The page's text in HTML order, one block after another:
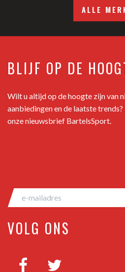
ALLE
BLIJF OP DE
Wilt u altijd op de hoogte zijn van
aanbiedingen en de laatste
onze nieuwsbrief BartelsSport.
VOLG ONS